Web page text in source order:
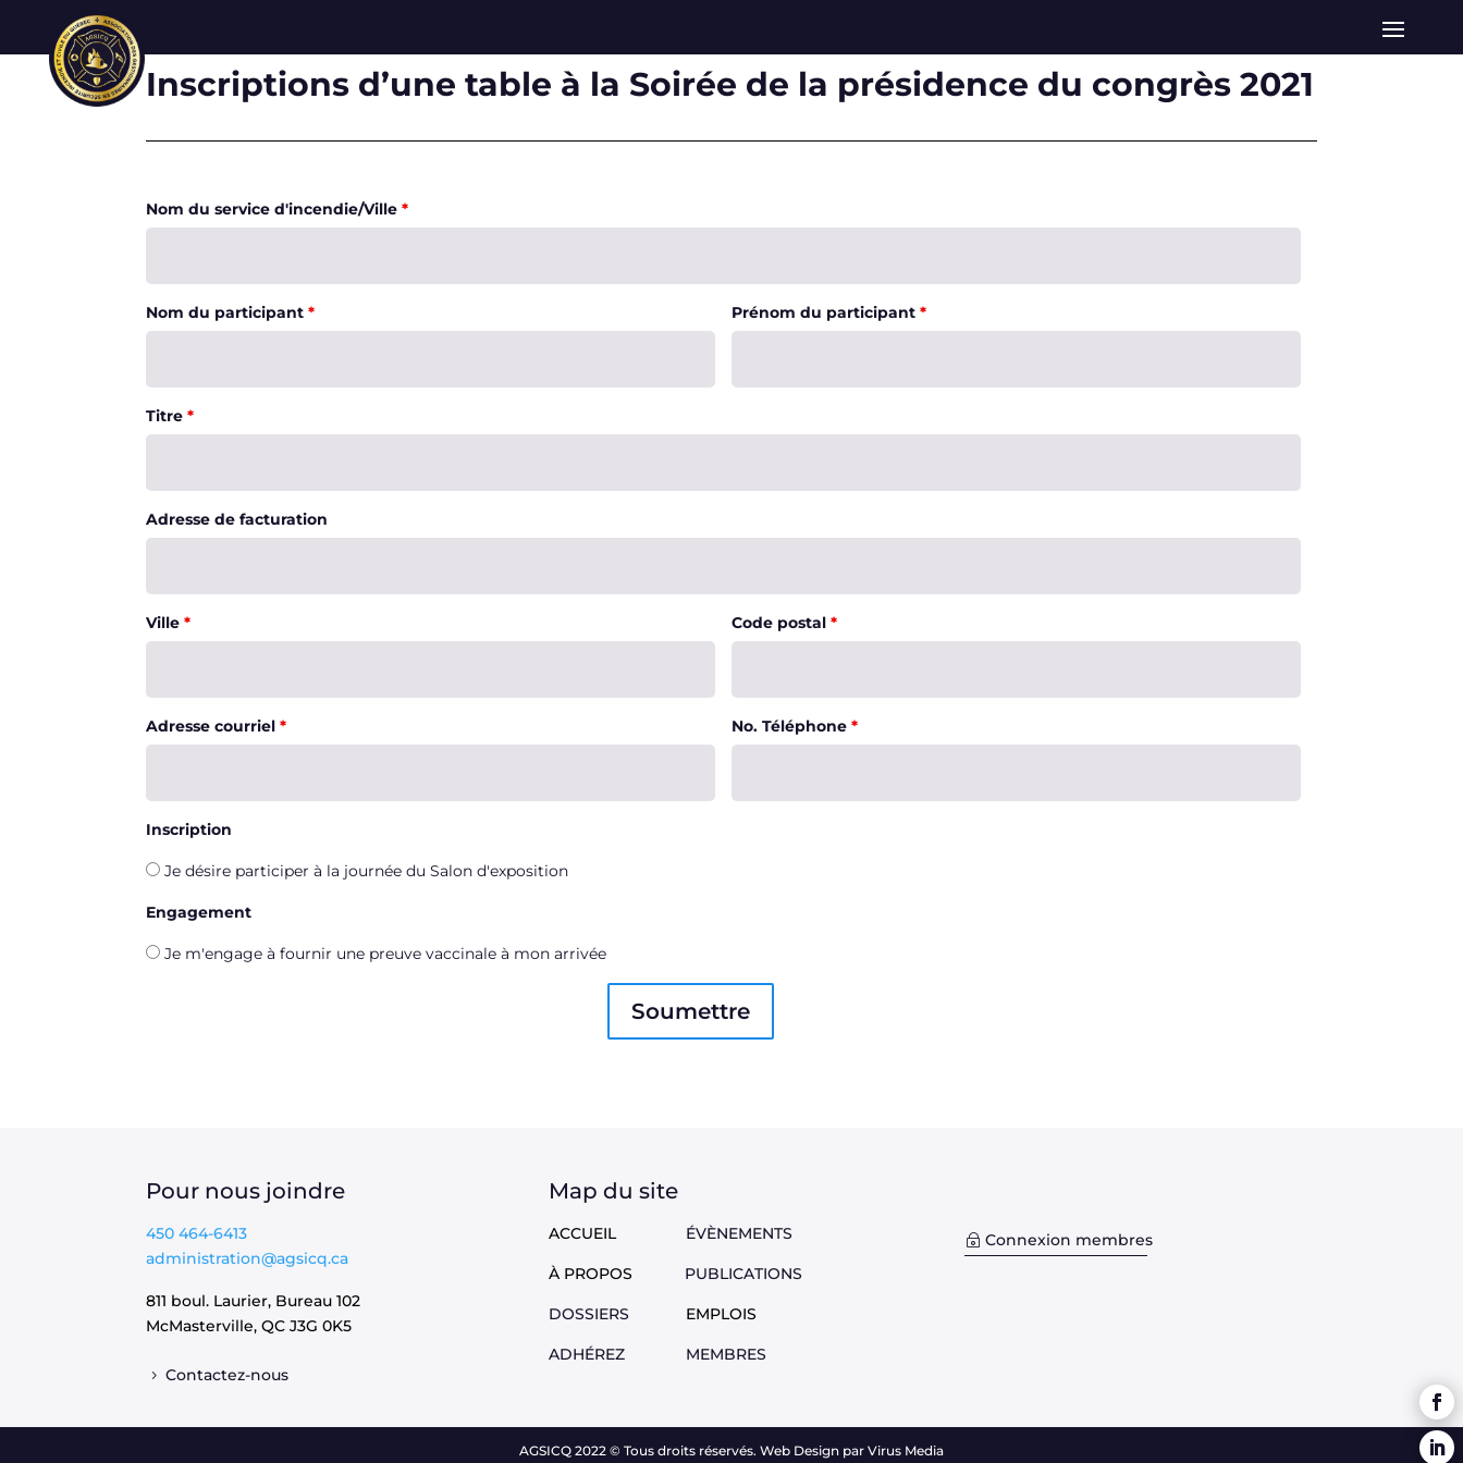
Inscriptions d’une table à la Soirée de la présidence du congrès 2021
Nom du service d'incendie/Ville*
Nom du participant* Prénom du participant *
Titre*
Adresse de facturation
Ville* Code postal *
Adresse courriel* No. Téléphone *
Inscription
Je désire participer à la journée du Salon d'exposition
Engagement
Je m'engage à fournir une preuve vaccinale à mon arrivée
Pour nous joindre
450 464-6413
administration@agsicq.ca
811 boul. Laurier, Bureau 102
McMasterville, QCJ3G 0K5
Contactez-nous
Map du site
ACCUEIL ÉVÈNEMENTS
À PROPOS PUBLICATIONS
DOSSIERS EMPLOIS
ADHÉREZ MEMBRES
Connexion membres
AGSICQ 2022 © Tous droits réservés. Web Design par Virus Media